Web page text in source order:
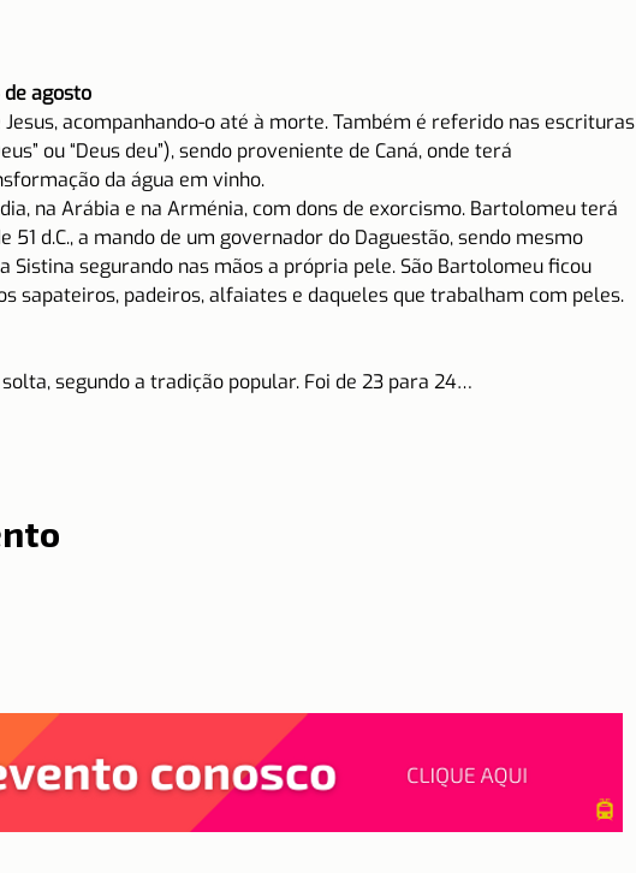
agosto
acompanhando-o até à morte. Também é referido nas escrituras
ou “Deus deu”), sendo proveniente de Caná, onde terá
da água em vinho.
na Arábia e na Arménia, com dons de exorcismo. Bartolomeu terá
d.C., a mando de um governador do Daguestão, sendo mesmo
Sistina segurando nas mãos a própria pele. São Bartolomeu ficou
sapateiros, padeiros, alfaiates e daqueles que trabalham com peles.
segundo a tradição popular. Foi de 23 para 24…